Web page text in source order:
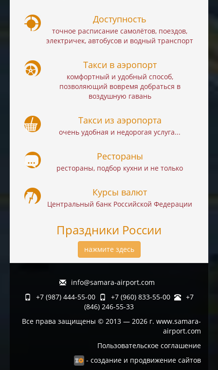
Доступность
точное расписание самолётов, поездов,
электричек, автобусов и водный транспорт
Такси в аэропорт
комфортный и удобный способ,
позволяющий вовремя добраться в
воздушную гавань
Такси из аэропорта
очень удобная и недорогая услуга...
Рестораны
рестораны, подбор кухни и не только
Курсы валют
Центральный банк Российской Федерации
Праздники России
нажмите здесь
info@samara-airport.com
+7 (987) 444-55-00
+7 (960) 833-55-00
+7
(846) 246-55-33
Все права защищены © 2013 — 2026 г. www.samara-
airport.com
Пользовательское соглашение
- создание и продвижение сайтов